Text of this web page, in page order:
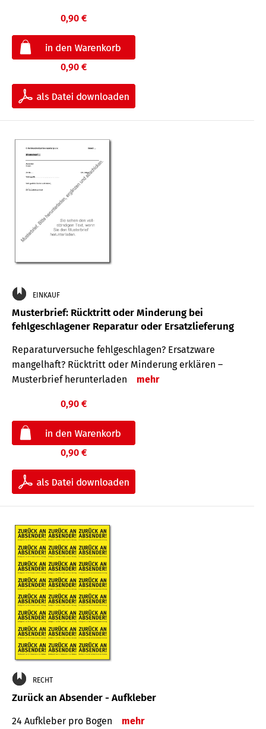
0,90 €
0,90 €
EINKAUF
Musterbrief: Rücktritt oder Minderung bei
fehlgeschlagener Reparatur oder Ersatzlieferung
Reparaturversuche fehlgeschlagen? Ersatzware
mangelhaft? Rücktritt oder Minderung erklären –
Musterbrief herunterladen
mehr
0,90 €
0,90 €
RECHT
Zurück an Absender - Aufkleber
24 Aufkleber pro Bogen mehr